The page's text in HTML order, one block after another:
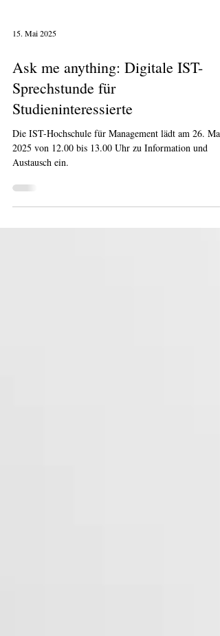
Ask me anything: Digitale IST-
Sprechstunde für
Studieninteressierte
Die IST-Hochschule für Management lädt am 26. Mai
Austausch ein.